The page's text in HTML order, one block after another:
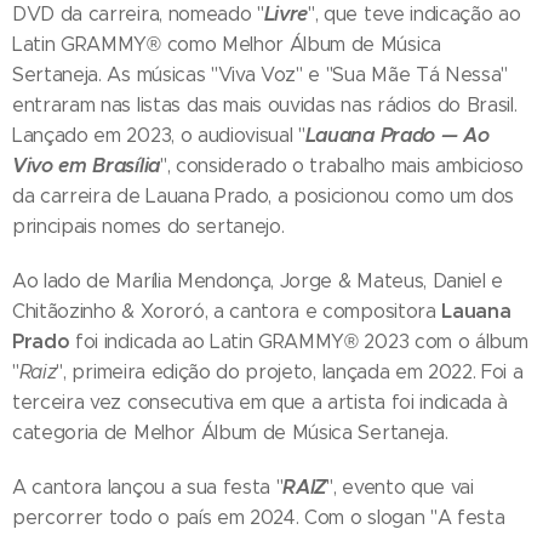
DVD da carreira, nomeado "Livre", que teve indicação ao
Latin GRAMMY® como Melhor Álbum de Música
Sertaneja. As músicas "Viva Voz" e "Sua Mãe Tá Nessa"
entraram nas listas das mais ouvidas nas rádios do Brasil.
Lançado em 2023, o audiovisual "Lauana Prado — Ao
Vivo em Brasília", considerado o trabalho mais ambicioso
da carreira de Lauana Prado, a posicionou como um dos
principais nomes do sertanejo.
Ao lado de Marília Mendonça, Jorge & Mateus, Daniel e
Chitãozinho & Xororó, a cantora e compositora Lauana
Prado foi indicada ao Latin GRAMMY® 2023 com o álbum
"Raiz", primeira edição do projeto, lançada em 2022. Foi a
terceira vez consecutiva em que a artista foi indicada à
categoria de Melhor Álbum de Música Sertaneja.
A cantora lançou a sua festa "RAIZ", evento que vai
percorrer todo o país em 2024. Com o slogan "A festa